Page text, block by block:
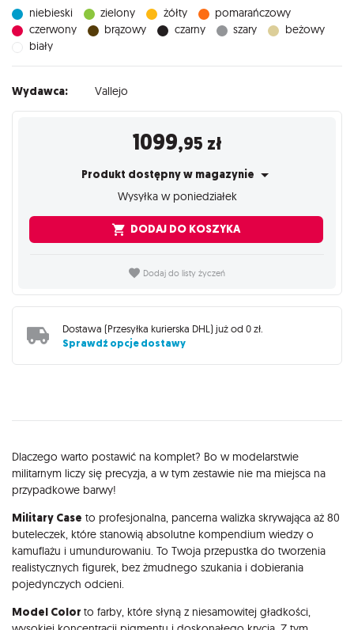
niebieski zielony żółty
pomarańczowy
czerwony
brązowy czarny szary
beżowy
biały
Wydawca: Vallejo
1099,95 zł
Produkt dostępny w magazynie
Wysyłka w poniedziałek
DODAJ DO KOSZYKA
Dodaj do listy życzeń
Dostawa (Przesyłka kurierska DHL ) już od 0 zł
Sprawdź opcje dostawy
Opis
Dlaczego warto postawić na komplet? Bo w modelarstwie
militarnym liczy się precyzja, a w tym zestawie nie ma miejsca na
przypadkowe barwy!
Military Case to profesjonalna, pancerna walizka skrywająca aż 80
buteleczek, które stanowią absolutne kompendium wiedzy o
kamuflażu i umundurowaniu. To Twoja przepustka do tworzenia
realistycznych figurek, bez żmudnego szukania i dobierania
pojedynczych odcieni.
Model Color to farby, które słyną z niesamowitej gładkości,